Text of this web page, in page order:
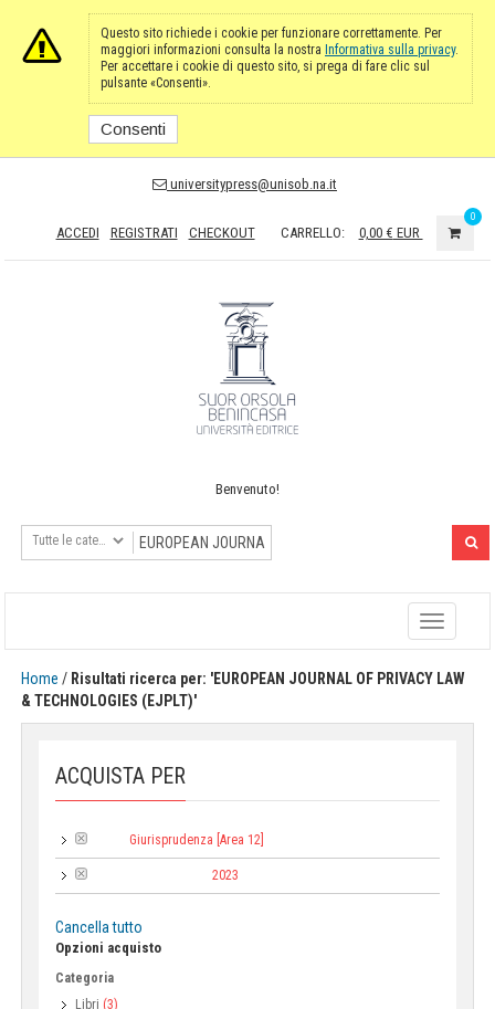
Questo sito richiede i cookie per funzionare correttamente. Per
maggiori informazioni consulta la nostra Informativa sulla privacy.
Per accettare i cookie di questo sito, si prega di fare clic sul
pulsante «Consenti».
Consenti
universitypress@unisob.na.it
ACCEDI REGISTRATI CHECKOUT CARRELLO: 0,00 € EUR
0
Benvenuto!
Toggle
navigation
Home / Risultati ricerca per: 'EUROPEAN JOURNAL OF PRIVACY LAW
& TECHNOLOGIES (EJPLT)'
ACQUISTA PER
Giurisprudenza [Area 12]
2023
Cancella tutto
Opzioni acquisto
Categoria
Libri (3)